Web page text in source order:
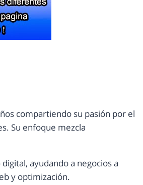
compartiendo su pasión por el
Su enfoque mezcla
ayudando a negocios a
y optimización.